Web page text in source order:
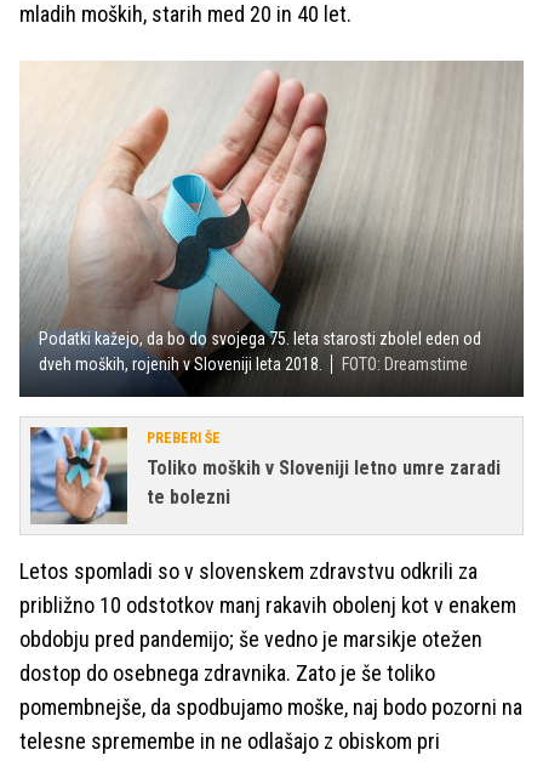
mladih moških, starih med 20 in 40 let.
Podatki kažejo, da bo do svojega 75. leta starosti zbolel eden od
dveh moških, rojenih v Sloveniji leta 2018.
FOTO: Dreamstime
PREBERI ŠE
Toliko moških v Sloveniji letno umre zaradi
te bolezni
Letos spomladi so v slovenskem zdravstvu odkrili za
približno 10 odstotkov manj rakavih obolenj kot v enakem
obdobju pred pandemijo; še vedno je marsikje otežen
dostop do osebnega zdravnika. Zato je še toliko
pomembnejše, da spodbujamo moške, naj bodo pozorni na
telesne spremembe in ne odlašajo z obiskom pri